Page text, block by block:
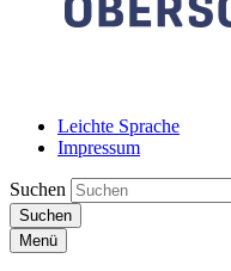
Leichte Sprache
Impressum
Suchen
Suchen
Menü